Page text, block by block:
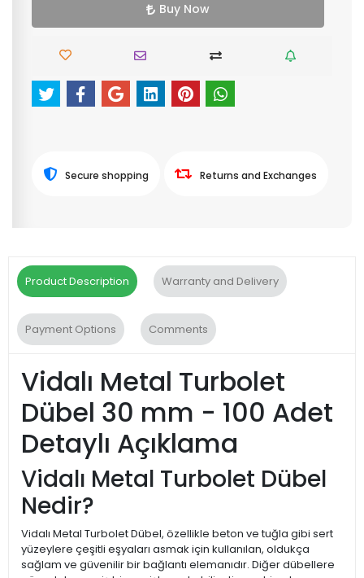
Buy Now
Secure shopping Returns and Exchanges
Product Description Warranty and Delivery
Payment Options Comments
Vidalı Metal Turbolet
Dübel 30 mm - 100 Adet
Detaylı Açıklama
Vidalı Metal Turbolet Dübel
Nedir?
Vidalı Metal Turbolet Dübel, özellikle beton ve tuğla gibi sert
yüzeylere çeşitli eşyaları asmak için kullanılan, oldukça
sağlam ve güvenilir bir bağlantı elemanıdır. Diğer dübellere